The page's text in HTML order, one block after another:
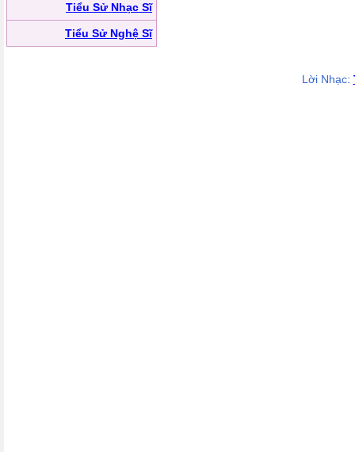
Tiểu Sử Nhạc Sĩ
Tiểu Sử Nghệ Sĩ
Lời Nhạc: